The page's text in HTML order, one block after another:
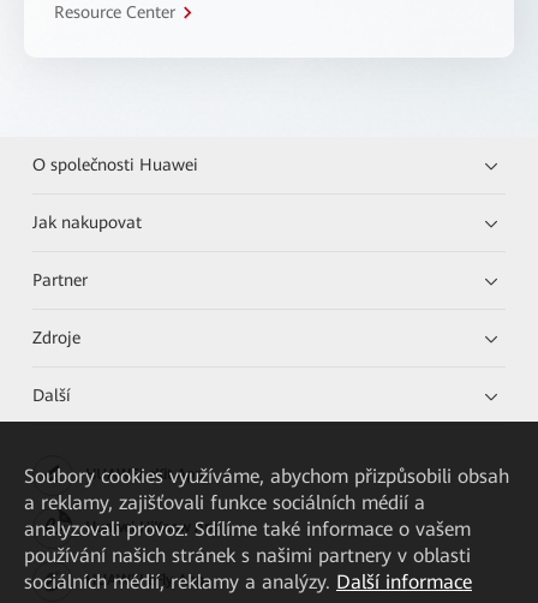
Resource Center
O společnosti Huawei
Jak nakupovat
Partner
Zdroje
Další
HUAWEI eKit App
Huawei HiKnow App
HUAWEI eFly App
Soubory cookies využíváme, abychom přizpůsobili obsah
a reklamy, zajišťovali funkce sociálních médií a
analyzovali provoz. Sdílíme také informace o vašem
používání našich stránek s našimi partnery v oblasti
sociálních médií, reklamy a analýzy. Další informace